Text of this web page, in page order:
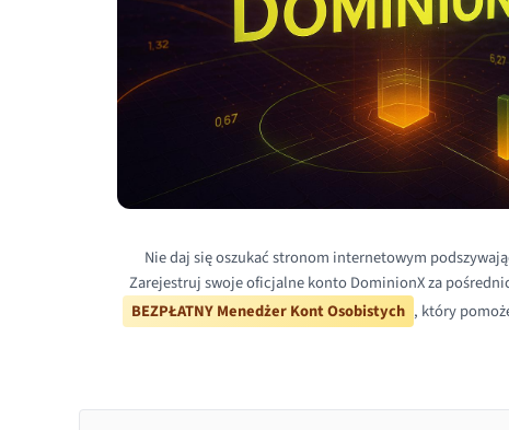
Nie daj się oszukać stronom internetowym
Zarejestruj swoje oficjalne konto DominionX za
BEZPŁATNY Menedżer Kont Osobistych , który